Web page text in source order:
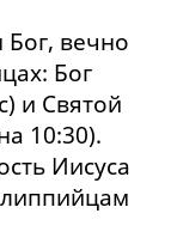
вечно
Бог
и Святой
10:30).
Иисуса